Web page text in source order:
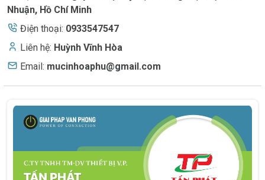
Nhuận, Hồ Chí Minh
Điện thoại: 0933547547
Liên hệ: Huỳnh Vĩnh Hòa
Email: mucinhoaphu@gmail.com